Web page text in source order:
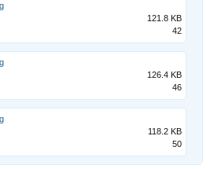
121.8 KB
42
126.4 KB
46
118.2 KB
50